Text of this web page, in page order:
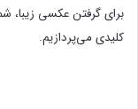
کلیدی می‌پردازیم.